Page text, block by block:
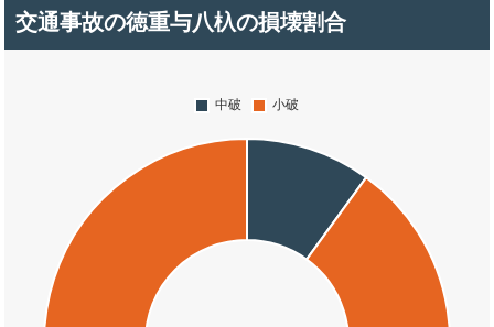
交通事故の徳重与八杁の損壊割合